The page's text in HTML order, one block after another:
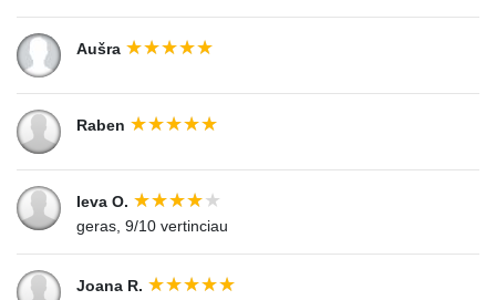
Aušra
Raben
Ieva O.
geras, 9/10 vertinciau
Joana R.